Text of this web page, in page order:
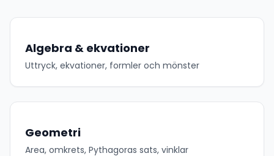
Algebra & ekvationer
Uttryck, ekvationer, formler och mönster
Geometri
Area, omkrets, Pythagoras sats, vinklar